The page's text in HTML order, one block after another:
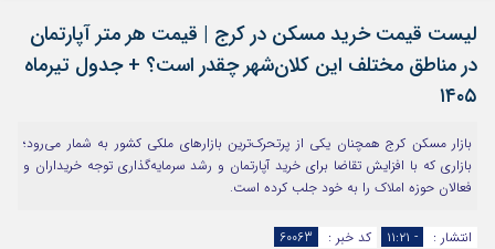
آپارات
لیست قیمت خرید مسکن در کرج | قیمت هر متر آپارتمان
در مناطق مختلف این کلان‌شهر چقدر است؟ + جدول تیرماه
۱۴۰۵
بازار مسکن کرج همچنان یکی از پرتحرک‌ترین بازارهای ملکی کشور به شمار می‌رود؛
بازاری که با افزایش تقاضا برای خرید آپارتمان و رشد سرمایه‌گذاری توجه خریداران و
فعالان حوزه املاک را به خود جلب کرده است.
انتشار : - ۱۱:۲۱ کد خبر : 60063